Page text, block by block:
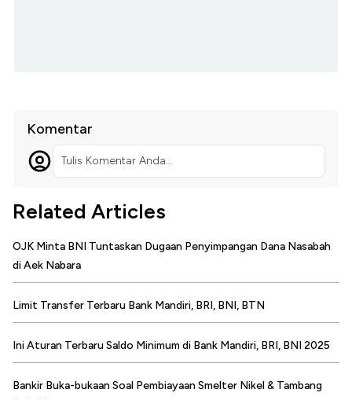
Komentar
Tulis Komentar Anda...
Related Articles
OJK Minta BNI Tuntaskan Dugaan Penyimpangan Dana Nasabah
di Aek Nabara
Limit Transfer Terbaru Bank Mandiri, BRI, BNI, BTN
Ini Aturan Terbaru Saldo Minimum di Bank Mandiri, BRI, BNI 2025
Bankir Buka-bukaan Soal Pembiayaan Smelter Nikel & Tambang